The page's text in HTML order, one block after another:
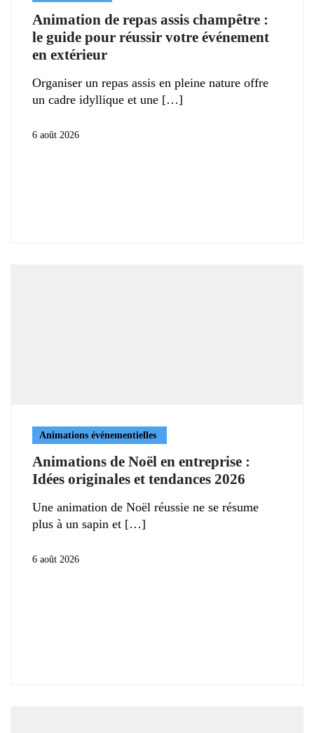
Animation de repas assis champêtre :
le guide pour réussir votre événement
en extérieur
Organiser un repas assis en pleine nature offre
un cadre idyllique et une
6 août 2026
Animations événementielles
Animations de Noël en entreprise :
Idées originales et tendances 2026
Une animation de Noël réussie ne se résume
plus à un sapin et
6 août 2026